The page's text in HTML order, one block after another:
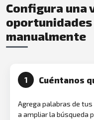
Configura una
manualmente
1 Cuéntanos
Agrega palabras de
a ampliar la búsqueda